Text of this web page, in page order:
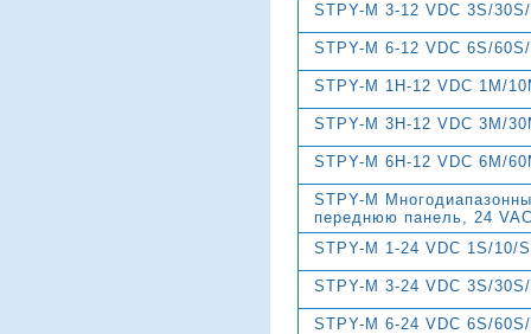
STPY-M 3-12 VDC 3S/
STPY-M 6-12 VDC 6S/
STPY-M 1H-12 VDC 1M/
STPY-M 3H-12 VDC 3M/
STPY-M 6H-12 VDC 6M/
STPY-M
переднюю панель, 24
STPY-M 1-24 VDC 1S/10/
STPY-M 3-24 VDC 3S/
STPY-M 6-24 VDC 6S/